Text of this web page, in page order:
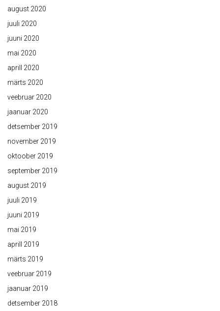
august 2020
juuli 2020
juuni 2020
mai 2020
aprill 2020
märts 2020
veebruar 2020
jaanuar 2020
detsember 2019
november 2019
oktoober 2019
september 2019
august 2019
juuli 2019
juuni 2019
mai 2019
aprill 2019
märts 2019
veebruar 2019
jaanuar 2019
detsember 2018